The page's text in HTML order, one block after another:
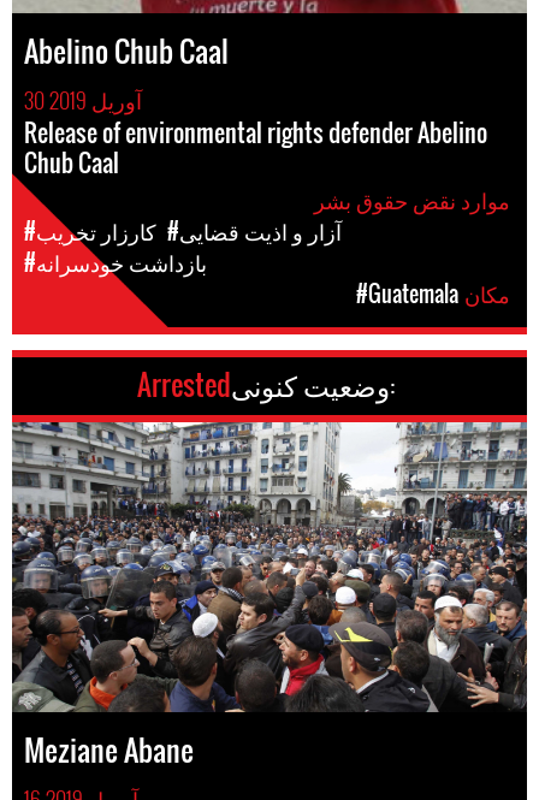
Abelino Chub Caal
30 آوریل 2019
Release of environmental rights defender Abelino
Chub Caal
#کارزار تخریب
#آزار و اذیت قضایی
#بازداشت خودسرانه
#Guatemala
وضعیت کنونی: Arrested
Meziane Abane